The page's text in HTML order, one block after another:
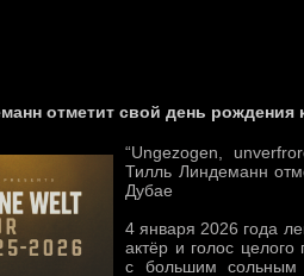
отметит свой день рождения
“Ungezogen,
Тилль Линдеманн
Дубае
4 января 2026 года
актёр и голос
с большим сольным